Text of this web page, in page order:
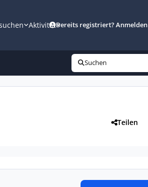
AktivitätBereits registriert? Anmelden
Suchen
Teilen